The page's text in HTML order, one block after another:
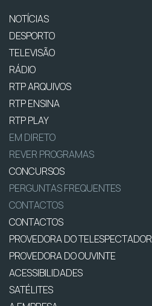
NOTÍCIAS
DESPORTO
TELEVISÃO
RÁDIO
RTP ARQUIVOS
RTP ENSINA
RTP PLAY
EM DIRETO
REVER PROGRAMAS
CONCURSOS
PERGUNTAS FREQUENTES
CONTACTOS
CONTACTOS
PROVEDORA DO TELESPECTADOR
PROVEDORA DO OUVINTE
ACESSIBILIDADES
SATÉLITES